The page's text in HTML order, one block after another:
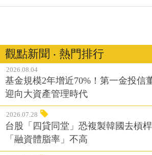
觀點新聞 ‧ 熱門排行
2026.08.04
基金規模2年增近70%！第一金投信
迎向大資產管理時代
2026.07.28
台股「四貸同堂」恐複製韓國去槓
「融資體脂率」不高